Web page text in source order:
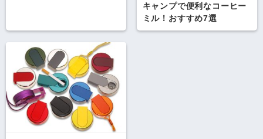
キャンプで便利なコーヒー
ミル！おすすめ7選